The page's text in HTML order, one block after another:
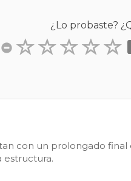
¿Lo probaste?
con un prolongado
estructura.